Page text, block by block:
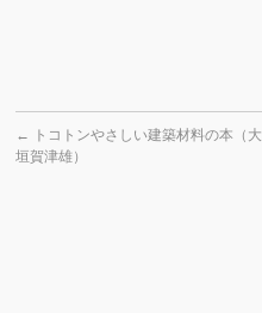
←
トコトンやさしい建築材料の本（大
垣賀津雄）